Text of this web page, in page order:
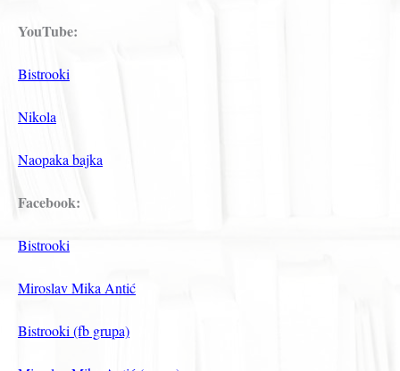
YouTube:
Bistrooki
Nikola
Naopaka bajka
Facebook:
Bistrooki
Miroslav Mika Antić
Bistrooki (fb grupa)